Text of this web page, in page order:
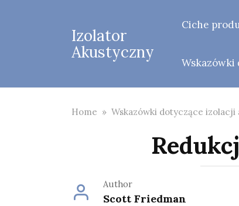
Izolator
Akustyczny
Ciche
Wskazówki
Home » Wskazówki dotyczące izolacji
Author
Scott Friedman